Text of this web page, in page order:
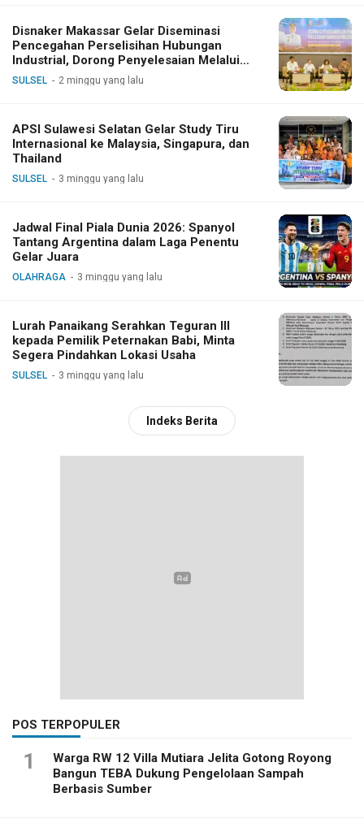
Disnaker Makassar Gelar Diseminasi
Pencegahan Perselisihan Hubungan
Industrial, Dorong Penyelesaian Melalui
Dialog
SULSEL 2 minggu yang lalu
APSI Sulawesi Selatan Gelar Study Tiru
Internasional ke Malaysia, Singapura, dan
Thailand
SULSEL 3 minggu yang lalu
Jadwal Final Piala Dunia 2026: Spanyol
Tantang Argentina dalam Laga Penentu
Gelar Juara
OLAHRAGA 3 minggu yang lalu
Lurah Panaikang Serahkan Teguran III
kepada Pemilik Peternakan Babi, Minta
Segera Pindahkan Lokasi Usaha
SULSEL 3 minggu yang lalu
Indeks Berita
POS TERPOPULER
1
Warga RW 12 Villa Mutiara Jelita Gotong Royong
Bangun TEBA Dukung Pengelolaan Sampah
Berbasis Sumber